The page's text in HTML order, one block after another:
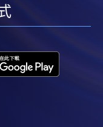
本有任何歧義，一